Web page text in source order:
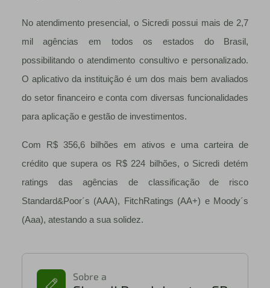
No atendimento presencial, o Sicredi possui mais de 2,7
mil agências em todos os estados do Brasil,
possibilitando o atendimento consultivo e personalizado.
O aplicativo da instituição é um dos mais bem avaliados
do setor financeiro e conta com diversas funcionalidades
para aplicação e gestão de investimentos.
Com R$ 356,6 bilhões em ativos e uma carteira de
crédito que supera os R$ 224 bilhões, o Sicredi detém
ratings das agências de classificação de risco
Standard&Poor´s (AAA), FitchRatings (AA+) e Moody´s
(Aaa), atestando a sua solidez.
Sobre a